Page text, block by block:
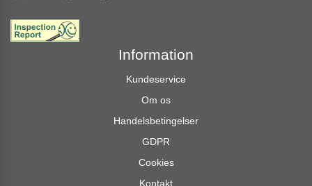
Information
Kundeservice
Om os
Handelsbetingelser
GDPR
Cookies
Kontakt